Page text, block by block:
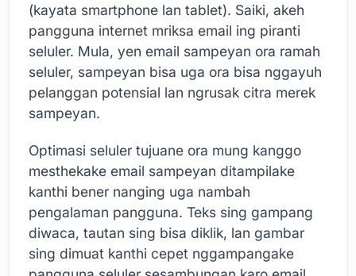
(kayata smartphone lan tablet). Saiki, akeh
pangguna internet mriksa email ing piranti
seluler. Mula, yen email sampeyan ora ramah
seluler, sampeyan bisa uga ora bisa nggayuh
pelanggan potensial lan ngrusak citra merek
sampeyan.
Optimasi seluler tujuane ora mung kanggo
mesthekake email sampeyan ditampilake
kanthi bener nanging uga nambah
pengalaman pangguna. Teks sing gampang
diwaca, tautan sing bisa diklik, lan gambar
sing dimuat kanthi cepet nggampangake